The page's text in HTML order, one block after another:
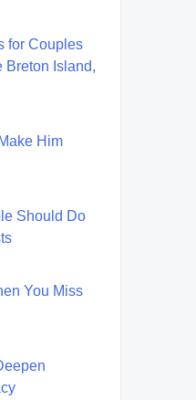
for Couples
Breton Island,
Him
Should Do
You Miss